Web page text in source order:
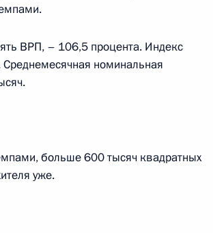
7
4
ВРП, – 106,5 процента. Индекс
номинальная
больше 600 тысяч квадратных
уже.